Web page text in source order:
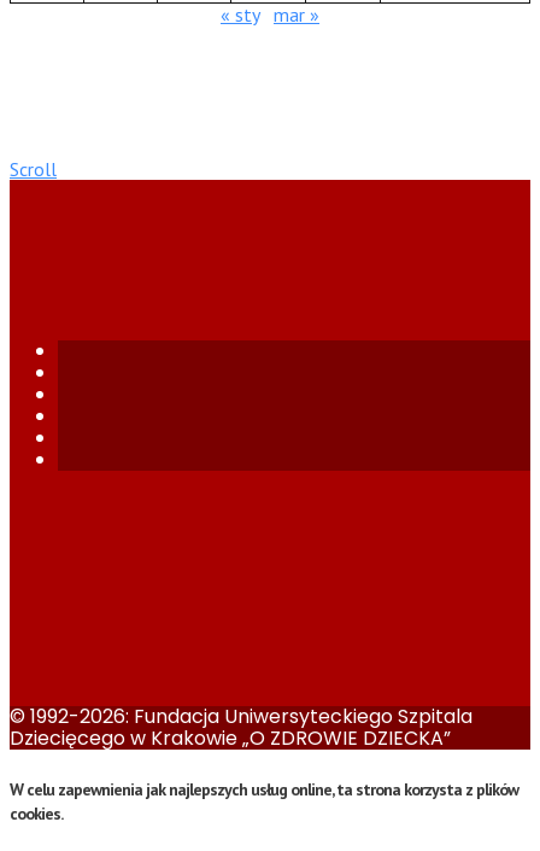
« sty mar »
Scroll
© 1992-2026: Fundacja Uniwersyteckiego Szpitala
Dziecięcego w Krakowie „O ZDROWIE DZIECKA”
W celu zapewnienia jak najlepszych usług online, ta strona korzysta z plików
cookies.